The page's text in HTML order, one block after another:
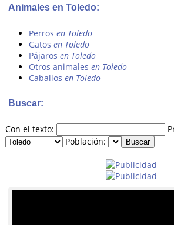
Animales en Toledo:
Perros en Toledo
Gatos en Toledo
Pájaros en Toledo
Otros animales en Toledo
Caballos en Toledo
Buscar:
Con el texto:
Población: